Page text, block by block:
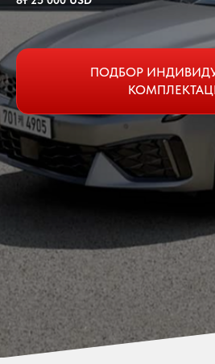
ПОДБОР